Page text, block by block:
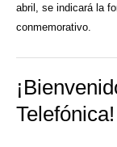
abril, se indicará la
conmemorativo.
Telefónica!